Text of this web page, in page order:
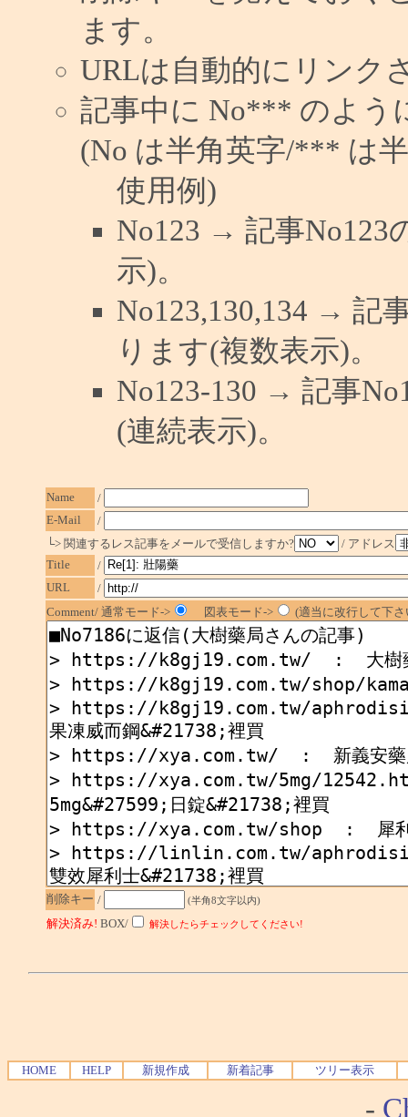
ます。
URLは自動的にリンク
記事中に No*** のよう
(No は半角英字/*** は
使用例)
No123 → 記事No123
示)。
No123,130,134 → 記
ります(複数表示)。
No123-130 → 記事
(連続表示)。
Name
/
E-Mail
/
└> 関連するレス記事をメールで受信しますか?
/ アドレス
Title
/
URL
/
Comment/ 通常モード->
図表モード-> (適当に改行して下
削除キー / (半角8文字以内)
解決済み! BOX/ 解決したらチェックしてください!
HOME HELP 新規作成 新着記事 ツリー表示
-